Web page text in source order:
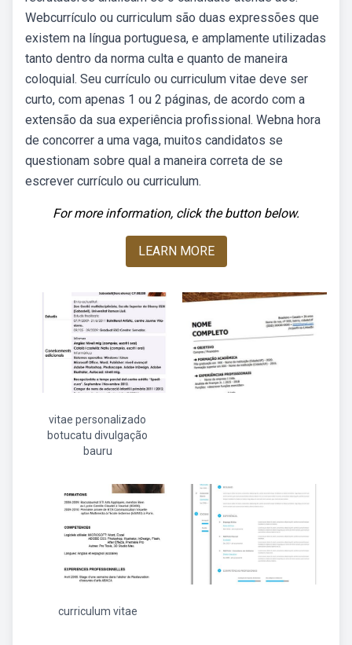
Webcurrículo ou curriculum são duas expressões que
existem na língua portuguesa, e amplamente utilizadas
tanto dentro da norma culta e quanto de maneira
coloquial. Seu currículo ou curriculum vitae deve ser
curto, com apenas 1 ou 2 páginas, de acordo com a
extensão da sua experiência profissional. Webna hora
de concorrer a uma vaga, muitos candidatos se
questionam sobre qual a maneira correta de se
escrever currículo ou curriculum.
For more information, click the button below.
LEARN MORE
vitae personalizado
botucatu divulgação
bauru
curriculum vitae